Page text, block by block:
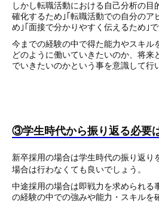
しかし転職活動における自己分析の目
確化するため｣｢転職活動での自分のア
め｣｢面接で分かりやすく伝えるため｣で
今までの経験の中で得た能力やスキル
どのように働いていきたいのか、将来
でいきたいのかという事を意識して行
③学生時代から振り返る必
新卒採用の場合は学生時代の振り返り
場合は行わなくても良いでしょう。
中途採用の場合は即戦力を求められる
の経験の中での強みや能力・スキルを